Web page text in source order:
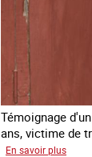
Témoignage
ans, victime de
En savoir plus